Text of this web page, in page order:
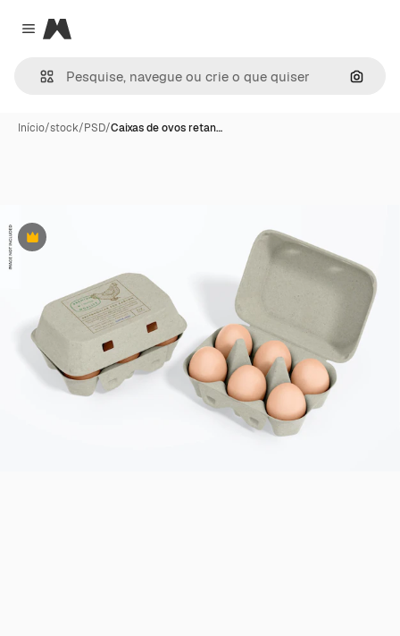
Close menu
Magnific
Início/stock/PSD/Caixas de ovos retan…
Premium